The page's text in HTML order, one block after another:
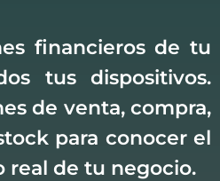
financieros de tu
tus dispositivos.
de venta, compra,
para conocer el
real de tu negocio.